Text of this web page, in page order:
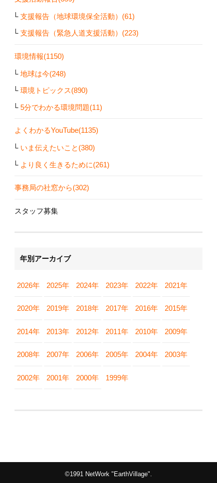
支援報告（地球環境保全活動）(61)
支援報告（緊急人道支援活動）(223)
環境情報(1150)
地球は今(248)
環境トピックス(890)
5分でわかる環境問題(11)
よくわかるYouTube(1135)
いま伝えたいこと(380)
より良く生きるために(261)
事務局の社窓から(302)
スタッフ募集
年別アーカイブ
2026年 2025年 2024年 2023年 2022年 2021年
2020年 2019年 2018年 2017年 2016年 2015年
2014年 2013年 2012年 2011年 2010年 2009年
2008年 2007年 2006年 2005年 2004年 2003年
2002年 2001年 2000年 1999年
©1991 NetWork "EarthVillage".